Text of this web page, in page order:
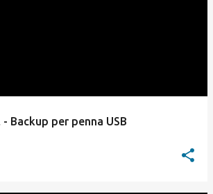
Backup per penna USB